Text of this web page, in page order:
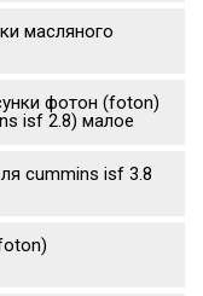
масляного
фотон (foton)
isf 2.8) малое
cummins isf 3.8